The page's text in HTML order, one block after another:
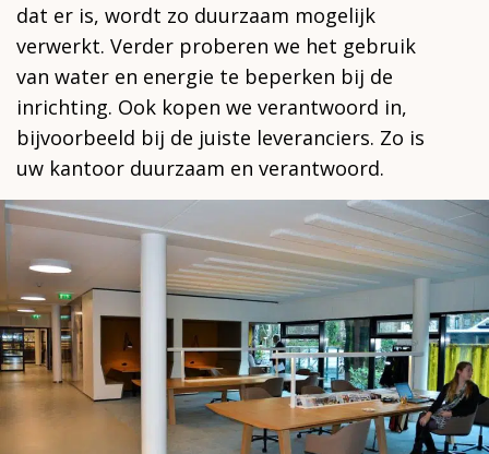
dat er is, wordt zo duurzaam mogelijk
verwerkt. Verder proberen we het gebruik
van water en energie te beperken bij de
inrichting. Ook kopen we verantwoord in,
bijvoorbeeld bij de juiste leveranciers. Zo is
uw kantoor duurzaam en verantwoord.